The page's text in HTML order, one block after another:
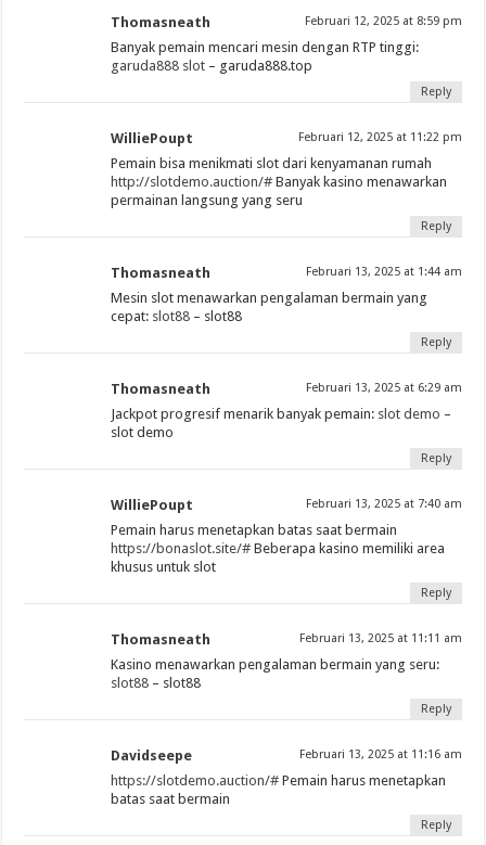
Thomasneath Februari 12, 2025 at 8:59 pm
Banyak pemain mencari mesin dengan RTP tinggi:
garuda888 slot – garuda888.top
Reply
WilliePoupt Februari 12, 2025 at 11:22 pm
Pemain bisa menikmati slot dari kenyamanan rumah
http://slotdemo.auction/# Banyak kasino menawarkan
permainan langsung yang seru
Reply
Thomasneath Februari 13, 2025 at 1:44 am
Mesin slot menawarkan pengalaman bermain yang
cepat: slot88 – slot88
Reply
Thomasneath Februari 13, 2025 at 6:29 am
Jackpot progresif menarik banyak pemain: slot demo –
slot demo
Reply
WilliePoupt Februari 13, 2025 at 7:40 am
Pemain harus menetapkan batas saat bermain
https://bonaslot.site/# Beberapa kasino memiliki area
khusus untuk slot
Reply
Thomasneath Februari 13, 2025 at 11:11 am
Kasino menawarkan pengalaman bermain yang seru:
slot88 – slot88
Reply
Davidseepe Februari 13, 2025 at 11:16 am
https://slotdemo.auction/# Pemain harus menetapkan
batas saat bermain
Reply